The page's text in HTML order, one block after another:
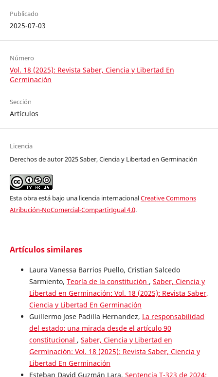
Publicado
2025-07-03
Número
Vol. 18 (2025): Revista Saber, Ciencia y Libertad En
Germinación
Sección
Artículos
Licencia
Derechos de autor 2025 Saber, Ciencia y Libertad en Germinación
Esta obra está bajo una licencia internacionalCreative Commons
Atribución-NoComercial-CompartirIgual 4.0.
Artículos similares
Laura Vanessa Barrios Puello, Cristian Salcedo
Sarmiento, Teoría de la constitución , Saber, Ciencia y
Libertad en Germinación: Vol. 18 (2025): Revista Saber,
Ciencia y Libertad En Germinación
Guillermo Jose Padilla Hernandez, La responsabilidad
del estado: una mirada desde el artículo 90
constitucional , Saber, Ciencia y Libertad en
Germinación: Vol. 18 (2025): Revista Saber, Ciencia y
Libertad En Germinación
Esteban David Guzmán Lara, Sentencia T-323 de 2024: